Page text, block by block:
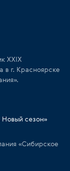
XXIX
в г. Красноярске
сезон»
«Сибирское